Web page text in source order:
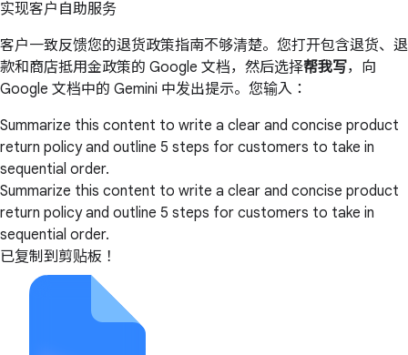
实现客户自助服务
客户一致反馈您的退货政策指南不够清楚。您打开包含退货、退
款和商店抵用金政策的 Google 文档，然后选择帮我写，向
Google 文档中的 Gemini 中发出提示。您输入：
Summarize this content to write a clear and concise product
return policy and outline 5 steps for customers to take in
sequential order.
Summarize this content to write a clear and concise product
return policy and outline 5 steps for customers to take in
sequential order.
已复制到剪贴板！